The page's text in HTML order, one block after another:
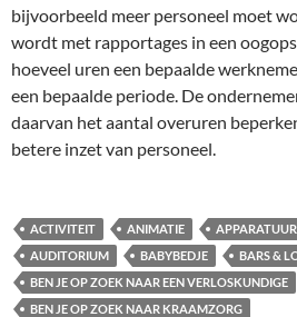
bijvoorbeeld meer personeel moet
wordt met rapportages in een
hoeveel uren een bepaalde
een bepaalde periode. De
daarvan het aantal overuren
betere inzet van personeel.
ACTIVITEIT ANIMATIE APPARATUUR
AUDITORIUM
BABYBEDJE
BARS &
BEN JE OP ZOEK NAAR EEN VERLOSKUNDIGE
BEN JE OP ZOEK NAAR KRAAMZORG